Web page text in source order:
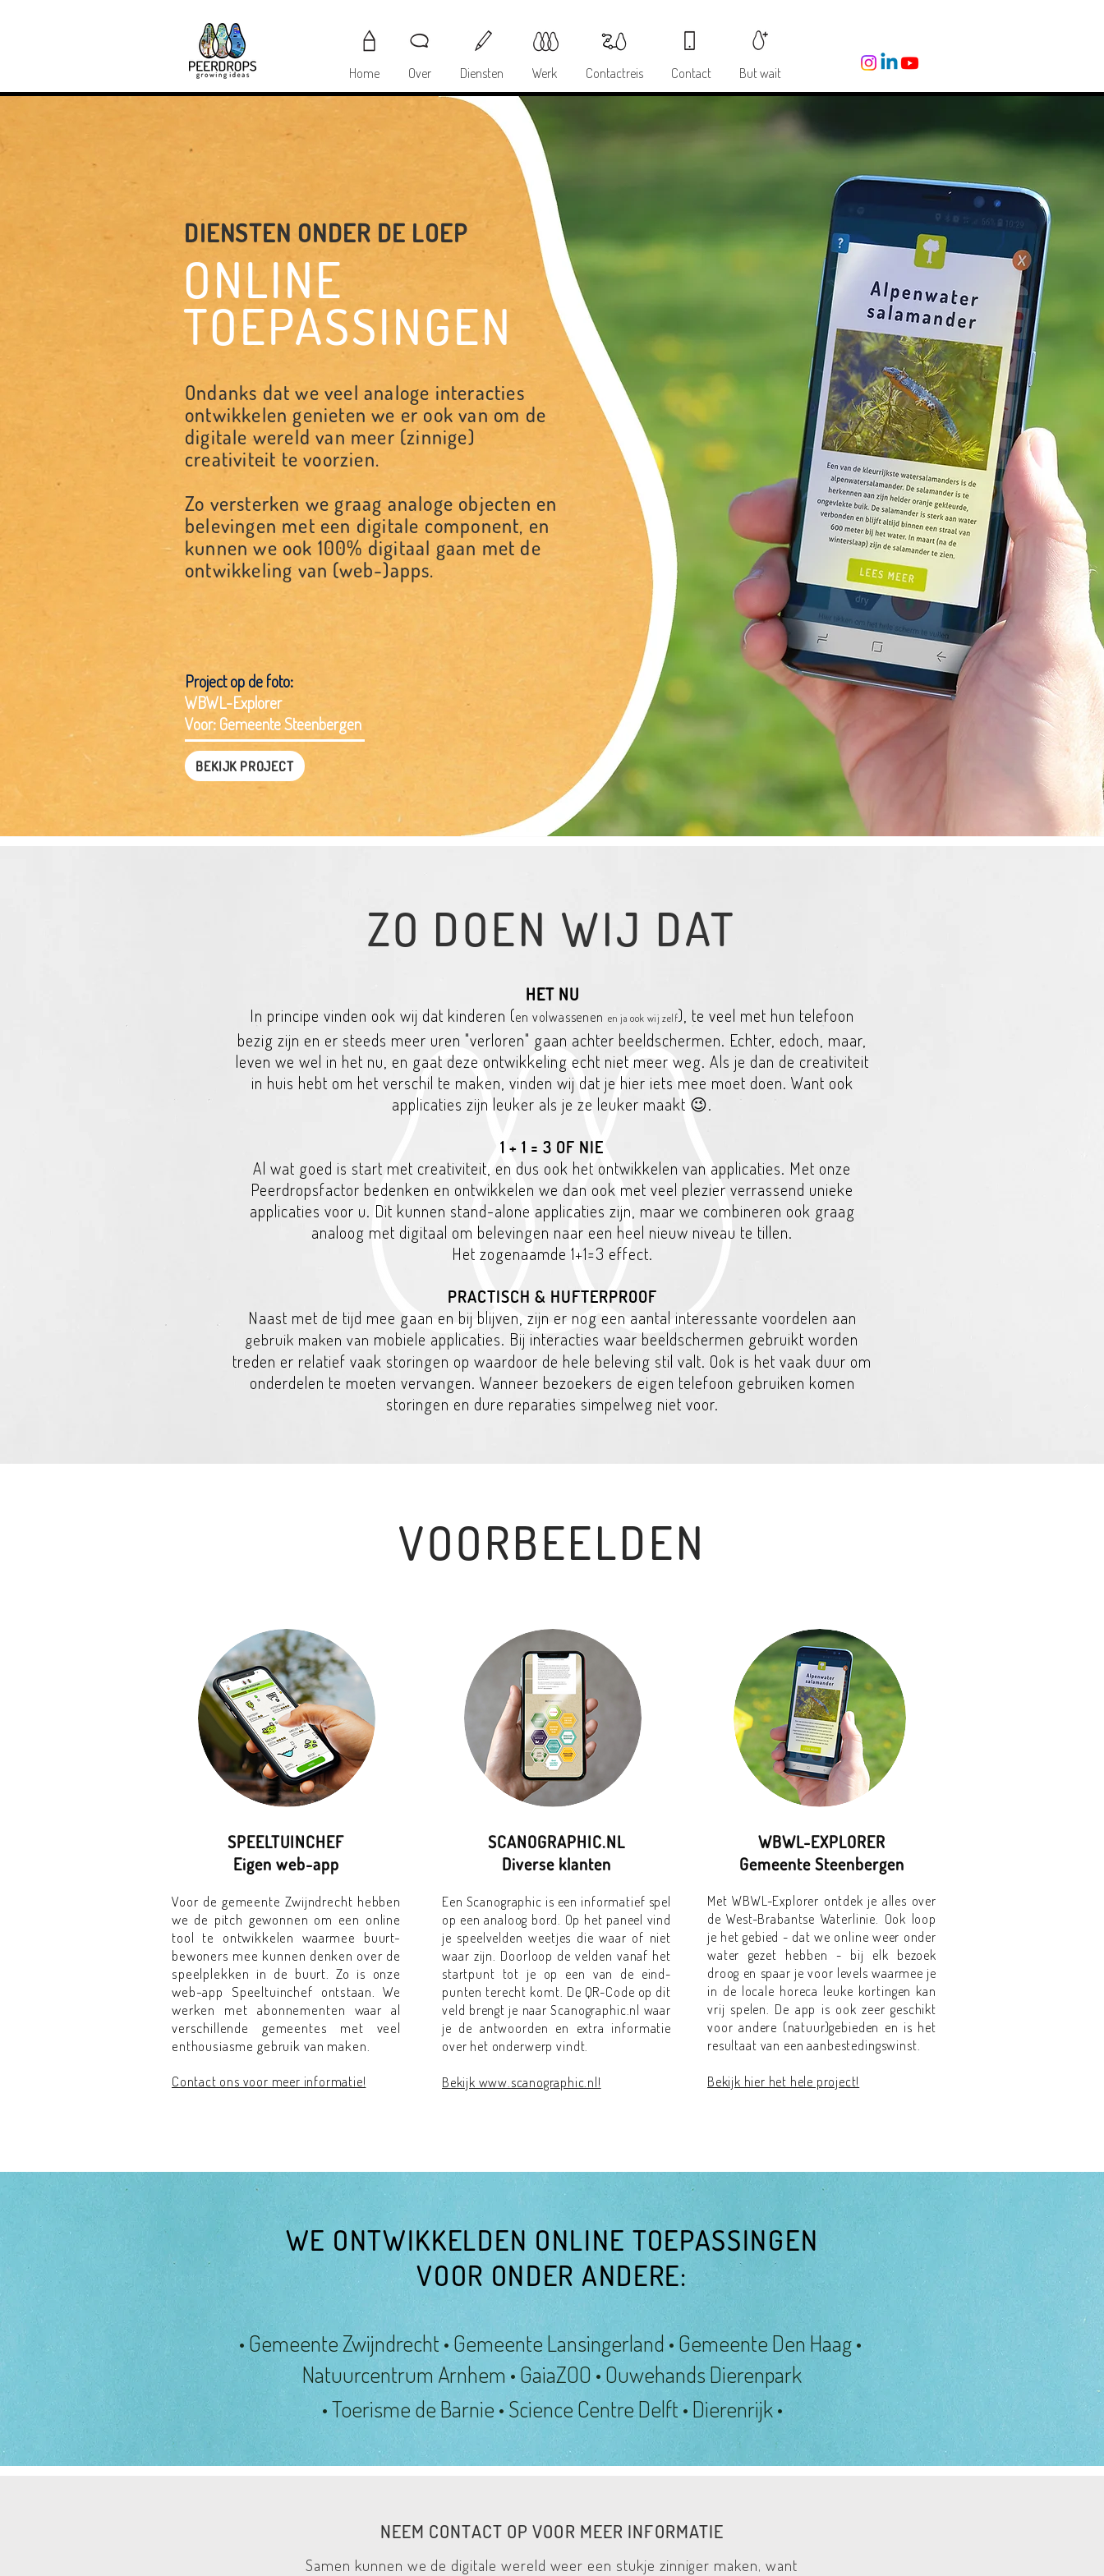
Home Over Diensten Werk Contactreis Contact But wait
DIENSTEN ONDER DE LOEP
ONLINE
TOEPASSINGEN
Ondanks dat we veel analoge interacties
ontwikkelen genieten we er ook van om de
digitale wereld van meer (zinnige)
creativiteit te voorzien.
Zo versterken we graag analoge objecten en
belevingen met een digitale component, en
kunnen we ook 100% digitaal gaan met de
ontwikkeling van (web-)apps.
Project op de foto:
WBWL-Explorer
Voor: Gemeente Steenbergen
BEKIJK PROJECT
ZO DOEN WIJ DAT
HET NU
In principe vinden ook wij dat kinderen (en volwassenen en ja ook wij zelf), te veel met hun telefoon
bezig zijn en er steeds meer uren "verloren" gaan achter beeldschermen. Echter, edoch, maar,
leven we wel in het nu, en gaat deze ontwikkeling echt niet meer weg. Als je dan de creativiteit
in huis hebt om het verschil te maken, vinden wij dat je hier iets mee moet doen. Want ook
applicaties zijn leuker als je ze leuker maakt 😉.
1 + 1 = 3 OF NIE
Al wat goed is start met creativiteit, en dus ook het ontwikkelen van applicaties. Met onze
Peerdropsfactor bedenken en ontwikkelen we dan ook met veel plezier verrassend unieke
applicaties voor u. Dit kunnen stand-alone applicaties zijn, maar we combineren ook graag
analoog met digitaal om belevingen naar een heel nieuw niveau te tillen.
Het zogenaamde 1+1=3 effect.
PRACTISCH & HUFTERPROOF
Naast met de tijd mee gaan en bij blijven, zijn er nog een aantal interessante voordelen aan
gebruik maken van mobiele applicaties. Bij interacties waar beeldschermen gebruikt worden
treden er relatief vaak storingen op waardoor de hele beleving stil valt. Ook is het vaak duur om
onderdelen te moeten vervangen. Wanneer bezoekers de eigen telefoon gebruiken komen
storingen en dure reparaties simpelweg niet voor.
VOORBEELDEN
SPEELTUINCHEF
Eigen web-app
Voor de gemeente Zwijndrecht hebben
we de pitch gewonnen om een online
tool te ontwikkelen waarmee buurt-
bewoners mee kunnen denken over de
speelplekken in de buurt. Zo is onze
web-app Speeltuinchef ontstaan. We
werken met abonnementen waar al
verschillende gemeentes met veel
enthousiasme gebruik van maken.
Contact ons voor meer informatie!
SCANOGRAPHIC.NL
Diverse klanten
Een Scanographic is een informatief spel
op een analoog bord. Op het paneel vind
je speelvelden weetjes die waar of niet
waar zijn. Doorloop de velden vanaf het
startpunt tot je op een van de eind-
punten terecht komt. De QR-Code op dit
veld brengt je naar Scanographic.nl waar
je de antwoorden en extra informatie
over het onderwerp vindt.
Bekijk www.scanographic.nl!
WBWL-EXPLORER
Gemeente Steenbergen
Met WBWL-Explorer ontdek je alles over
de West-Brabantse Waterlinie. Ook loop
je het gebied - dat we online weer onder
water gezet hebben - bij elk bezoek
droog en spaar je voor levels waarmee je
in de locale horeca leuke kortingen kan
vrij spelen. De app is ook zeer geschikt
voor andere (natuur)gebieden en is het
resultaat van een aanbestedingswinst.
Bekijk hier het hele project!
WE ONTWIKKELDEN ONLINE TOEPASSINGEN
VOOR ONDER ANDERE:
• Gemeente Zwijndrecht • Gemeente Lansingerland • Gemeente Den Haag •
Natuurcentrum Arnhem • GaiaZOO • Ouwehands Dierenpark
• Toerisme de Barnie • Science Centre Delft • Dierenrijk •
NEEM CONTACT OP VOOR MEER INFORMATIE
Samen kunnen we de digitale wereld weer een stukje zinniger maken, want